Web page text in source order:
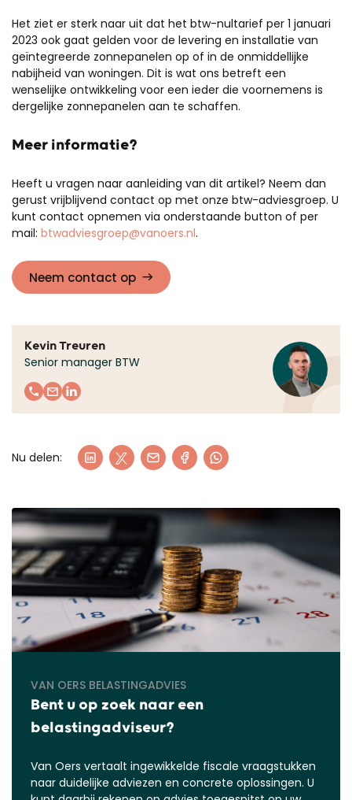
Het ziet er sterk naar uit dat het btw-nultarief per 1 januari
2023 ook gaat gelden voor de levering en installatie van
geïntegreerde zonnepanelen op of in de onmiddellijke
nabijheid van woningen. Dit is wat ons betreft een
wenselijke ontwikkeling voor een ieder die voornemens is
dergelijke zonnepanelen aan te schaffen.
Meer informatie?
Heeft u vragen naar aanleiding van dit artikel? Neem dan
gerust vrijblijvend contact op met onze btw-adviesgroep. U
kunt contact opnemen via onderstaande button of per
mail: btwadviesgroep@vanoers.nl.
Neem contact op
Kevin Treuren
Senior manager BTW
Nu delen:
VAN OERS BELASTINGADVIES
Bent u op zoek naar een
belastingadviseur?
Van Oers vertaalt ingewikkelde fiscale vraagstukken
naar duidelijke adviezen en concrete oplossingen. U